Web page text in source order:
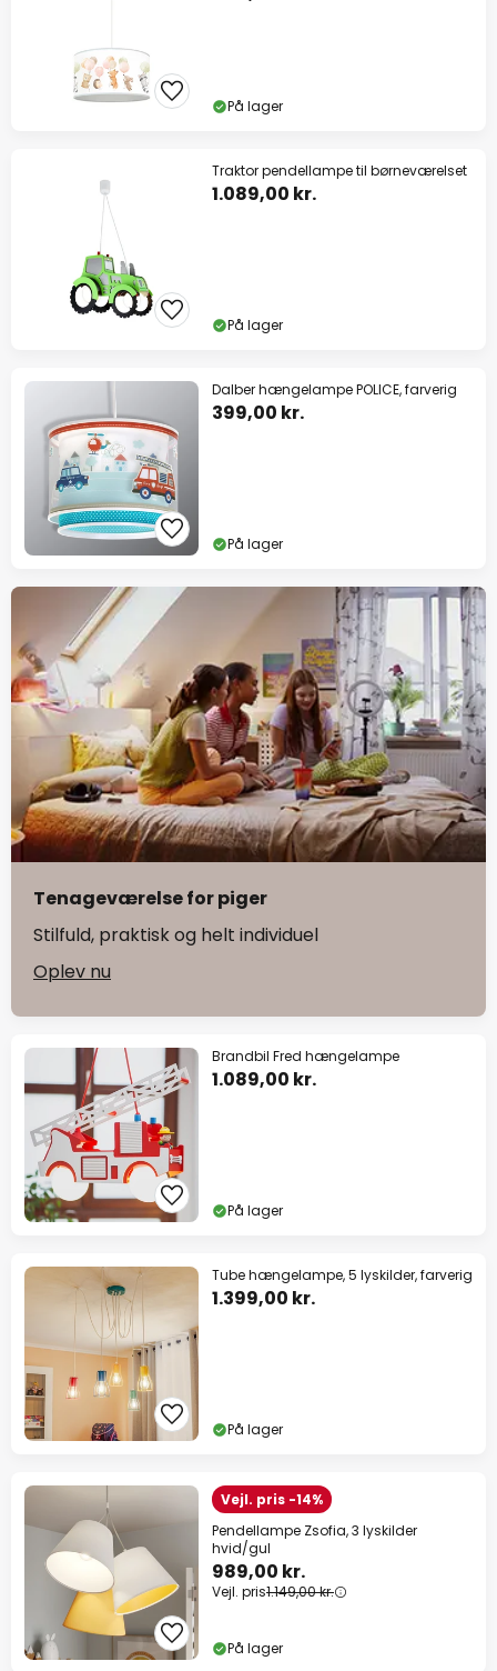
På lager
Traktor pendellampe til børneværelset
1.089,00 kr.
På lager
Dalber hængelampe POLICE, farverig
399,00 kr.
På lager
Tenageværelse for piger
Stilfuld, praktisk og helt individuel
Oplev nu
Brandbil Fred hængelampe
1.089,00 kr.
På lager
Tube hængelampe, 5 lyskilder, farverig
1.399,00 kr.
På lager
Vejl. pris -14%
Pendellampe Zsofia, 3 lyskilder
hvid/gul
989,00 kr.
Vejl. pris1.149,00 kr.
På lager